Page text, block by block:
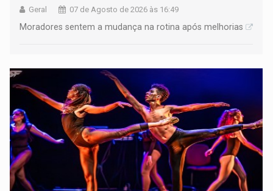
Geral 07 de Agosto de 2026 às 16:49
Moradores sentem a mudança na rotina após melhorias